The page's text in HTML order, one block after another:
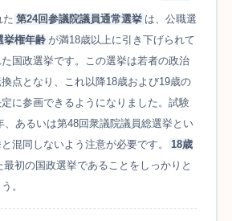
た 第24回参議院議員通常選挙 は、公職選
挙権年齢 が満18歳以上に引き下げられて
国政選挙です。この選挙は若者の政治
点となり、これ以降18歳および19歳の
に参画できるようになりました。試験
、あるいは第48回衆議院議員総選挙とい
混同しないよう注意が必要です。
18歳
最初の国政選挙であることをしっかりと
。